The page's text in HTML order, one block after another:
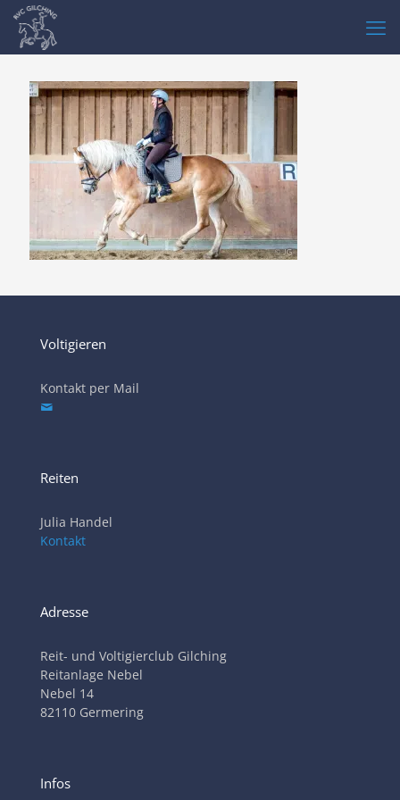
Voltigieren
Kontakt per Mail
Reiten
Julia Handel
Kontakt
Adresse
Reit- und Voltigierclub Gilching
Reitanlage Nebel
Nebel 14
82110 Germering
Infos